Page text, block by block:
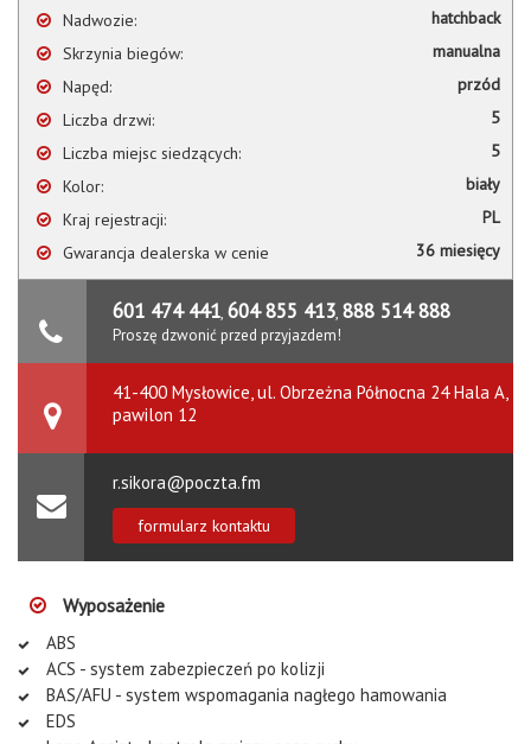
Nadwozie:
hatchback
Skrzynia biegów:
manualna
Napęd:
przód
Liczba drzwi:
5
Liczba miejsc siedzących:
5
Kolor:
biały
Kraj rejestracji:
PL
Gwarancja dealerska w cenie
36 miesięcy
601 474 441, 604 855 413, 888 514 888
Proszę dzwonić przed przyjazdem!
41-400 Mysłowice, ul. Obrzeżna Północna 24 Hala A,
pawilon 12
r.sikora@poczta.fm
formularz kontaktu
Wyposażenie
ABS
ACS - system zabezpieczeń po kolizji
BAS/AFU - system wspomagania nagłego hamowania
EDS